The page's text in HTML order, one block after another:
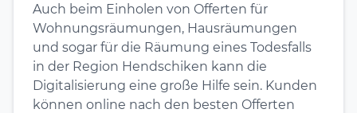
Auch beim Einholen von Offerten für
Wohnungsräumungen, Hausräumungen
und sogar für die Räumung eines Todesfalls
in der Region Hendschiken kann die
Digitalisierung eine große Hilfe sein. Kunden
können online nach den besten Offerten